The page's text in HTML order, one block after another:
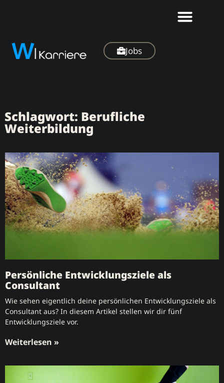
Jobs
Schlagwort: Berufliche
Weiterbildung
Persönliche Entwicklungsziele als
Consultant
Wie sehen eigentlich deine persönlichen Entwicklungsziele als
Consultant aus? In diesem Artikel stellen wir dir fünf
Entwicklungsziele vor.
Weiterlesen »